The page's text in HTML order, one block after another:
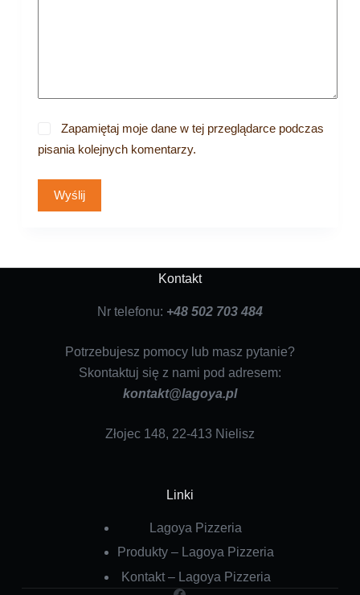
Zapamiętaj moje dane w tej przeglądarce podczas
pisania kolejnych komentarzy.
Wyślij
Kontakt
Nr telefonu: +48 502 703 484
Potrzebujesz pomocy lub masz pytanie?
Skontaktuj się z nami pod adresem:
kontakt@lagoya.pl
Złojec 148, 22-413 Nielisz
Linki
Lagoya Pizzeria
Produkty – Lagoya Pizzeria
Kontakt – Lagoya Pizzeria